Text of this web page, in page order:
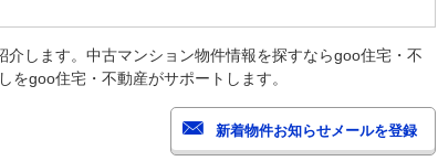
します。中古マンション物件情報を探すならgoo住宅・不
goo住宅・不動産がサポートします。